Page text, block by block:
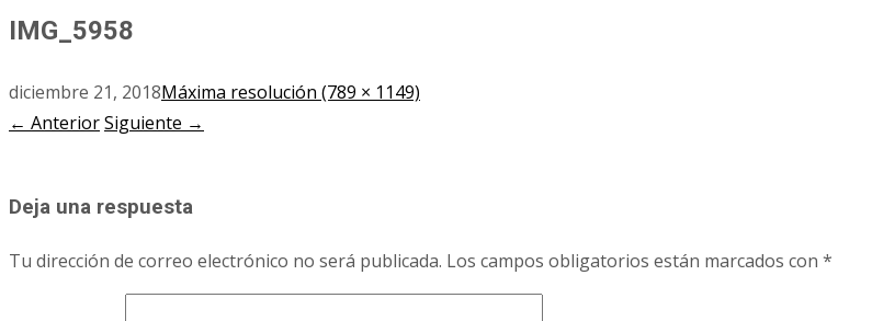
IMG_5958
diciembre 21, 2018Máxima resolución (789 × 1149)
← AnteriorSiguiente →
Deja una respuesta
Tu dirección de correo electrónico no será publicada. Los campos obligatorios están marcados con *